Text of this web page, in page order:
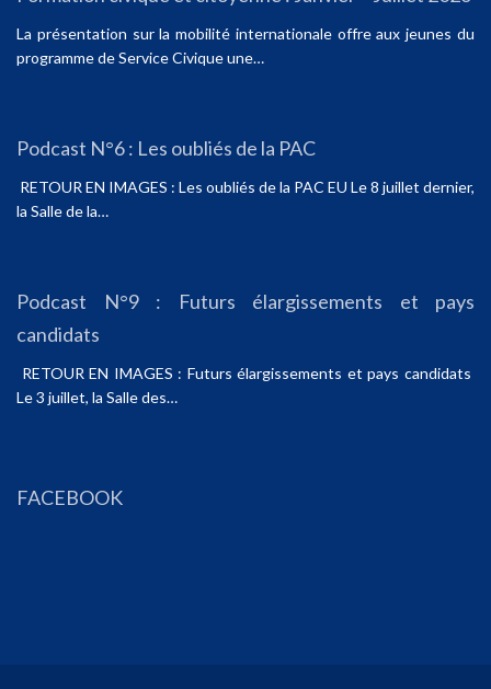
La présentation sur la mobilité internationale offre aux jeunes du
programme de Service Civique une…
Podcast N°6 : Les oubliés de la PAC
RETOUR EN IMAGES : Les oubliés de la PAC EU Le 8 juillet dernier,
la Salle de la…
Podcast N°9 : Futurs élargissements et pays
candidats
RETOUR EN IMAGES : Futurs élargissements et pays candidats
Le 3 juillet, la Salle des…
FACEBOOK